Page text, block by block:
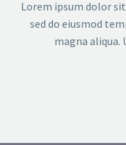
Lorem ipsum dolor
sed do eiusmod
magna aliqua.